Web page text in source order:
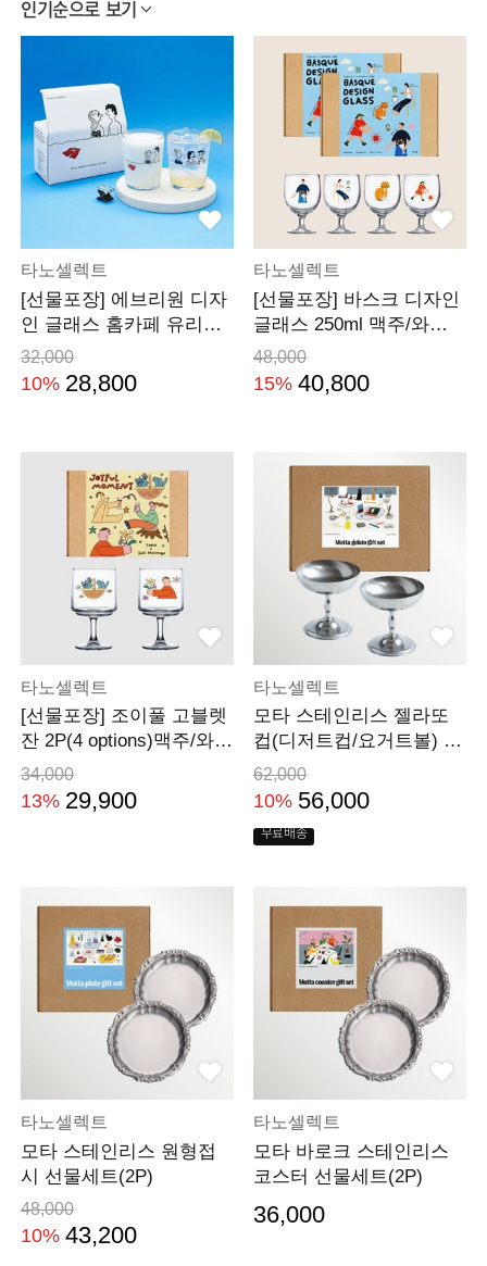
인기순으로 보기
타노셀렉트
[선물포장] 에브리원 디자
인 글래스 홈카페 유리컵
400ml 2P
32,000
10% 28,800
타노셀렉트
[선물포장] 바스크 디자인
글래스 250ml 맥주/와인
잔 4P세트
48,000
15% 40,800
타노셀렉트
[선물포장] 조이풀 고블렛
잔 2P(4 options)맥주/와인
잔 겸용
34,000
13% 29,900
타노셀렉트
모타 스테인리스 젤라또
컵(디저트컵/요거트볼) 2P
선물세트
62,000
10% 56,000
무료배송
타노셀렉트
모타 스테인리스 원형접
시 선물세트(2P)
48,000
10% 43,200
타노셀렉트
모타 바로크 스테인리스
코스터 선물세트(2P)
36,000